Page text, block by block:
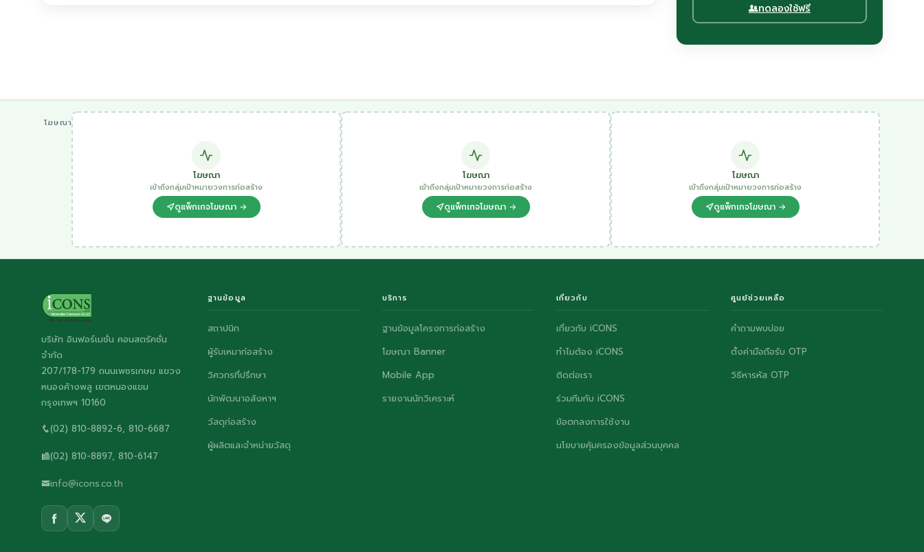
ทดลองใช้ฟรี
โฆษณา
โฆษณา
เข้าถึงกลุ่มเป้าหมายวงการก่อสร้าง
ดูแพ็กเกจโฆษณา →
โฆษณา
เข้าถึงกลุ่มเป้าหมายวงการก่อสร้าง
ดูแพ็กเกจโฆษณา →
โฆษณา
เข้าถึงกลุ่มเป้าหมายวงการก่อสร้าง
ดูแพ็กเกจโฆษณา →
บริษัท อินฟอร์เมชั่น คอนสตรัคชั่น
จำกัด
207/178-179 ถนนเพชรเกษม แขวง
หนองค้างพลู เขตหนองแขม
กรุงเทพฯ 10160
(02) 810-8892-6, 810-6687
(02) 810-8897, 810-6147
info@icons.co.th
ฐานข้อมูล
สถาปนิก
ผู้รับเหมาก่อสร้าง
วิศวกรที่ปรึกษา
นักพัฒนาอสังหาฯ
วัสดุก่อสร้าง
ผู้ผลิตและจำหน่ายวัสดุ
บริการ
ฐานข้อมูลโครงการก่อสร้าง
โฆษณา Banner
Mobile App
รายงานนักวิเคราะห์
เกี่ยวกับ
เกี่ยวกับ iCONS
ทำไมต้อง iCONS
ติดต่อเรา
ร่วมทีมกับ iCONS
ข้อตกลงการใช้งาน
นโยบายคุ้มครองข้อมูลส่วนบุคคล
ศูนย์ช่วยเหลือ
คำถามพบบ่อย
ตั้งค่ามือถือรับ OTP
วิธีหารหัส OTP